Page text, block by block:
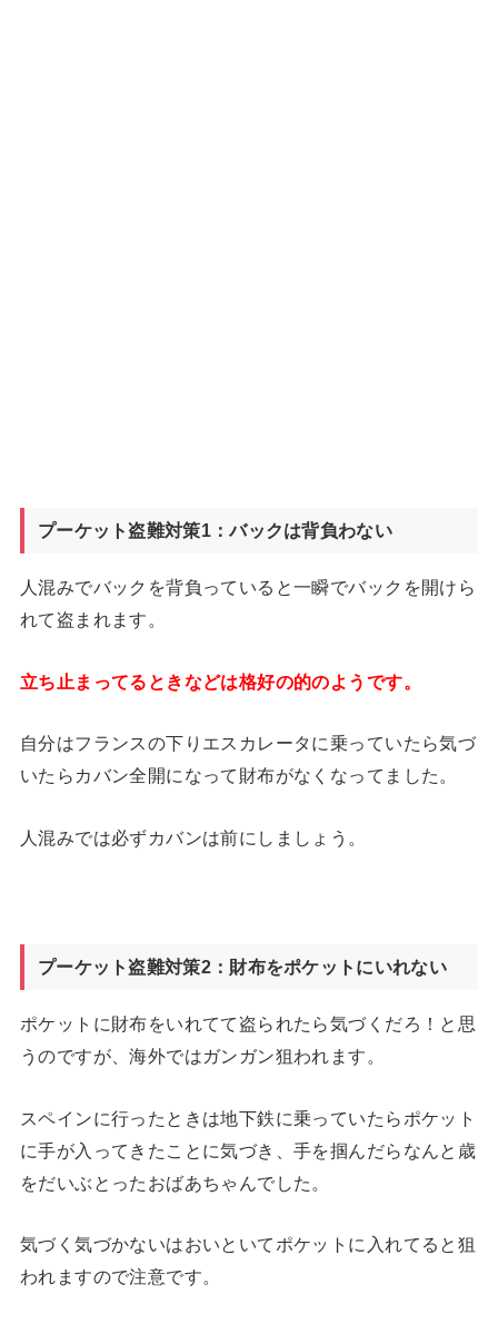
プーケット盗難対策1：バックは背負わない
人混みでバックを背負っていると一瞬でバックを開けら
れて盗まれます。
立ち止まってるときなどは格好の的のようです。
自分はフランスの下りエスカレータに乗っていたら気づ
いたらカバン全開になって財布がなくなってました。
人混みでは必ずカバンは前にしましょう。
プーケット盗難対策2：財布をポケットにいれない
ポケットに財布をいれてて盗られたら気づくだろ！と思
うのですが、海外ではガンガン狙われます。
スペインに行ったときは地下鉄に乗っていたらポケット
に手が入ってきたことに気づき、手を掴んだらなんと歳
をだいぶとったおばあちゃんでした。
気づく気づかないはおいといてポケットに入れてると狙
われますので注意です。